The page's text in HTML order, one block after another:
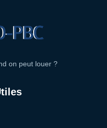
on peut louer ?